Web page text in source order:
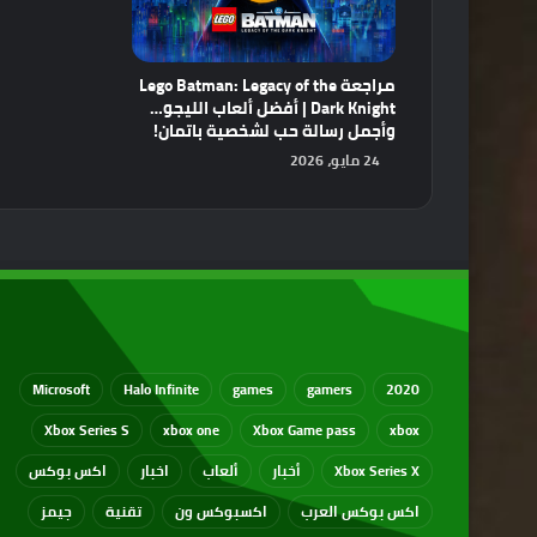
مراجعة Lego Batman: Legacy of the
Dark Knight | أفضل ألعاب الليجو…
وأجمل رسالة حب لشخصية باتمان!
24 مايو، 2026
2020
gamers
games
Halo Infinite
Microsoft
xbox
Xbox Game pass
xbox one
Xbox Series S
Xbox Series X
أخبار ألعاب اخبار
اكس بوكس
اكس بوكس العرب
اكسبوكس ون تقنية جيمز